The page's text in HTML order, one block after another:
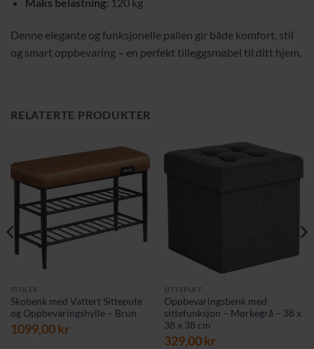
Denne elegante og funksjonelle pallen gir både komfort, stil
og smart oppbevaring – en perfekt tilleggsmøbel til ditt hjem.
RELATERTE PRODUKTER
STOLER
Skobenk med Vattert Sittepute
og Oppbevaringshylle – Brun
1099,00kr
SITTEPUFF
Oppbevaringsbenk med
sittefunksjon – Mørkegrå – 38 x
38 x 38 cm
329,00kr